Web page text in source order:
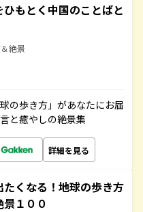
もとく中国のことばと
絶景
の歩き方」があなたにお届
と癒やしの絶景集
詳細を見る
くなる！地球の歩き方
１００